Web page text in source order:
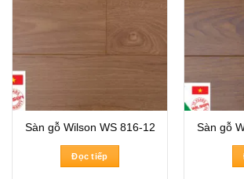
Sàn gỗ Wilson WS 816-12
Đọc tiếp
Sàn gỗ